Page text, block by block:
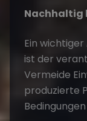
Nachhaltig
Ein
ist der
Vermeide
produzierte